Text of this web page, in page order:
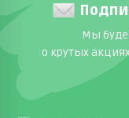
Мы
о крутых